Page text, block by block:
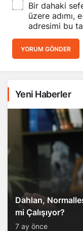
Bir dahaki
üzere adımı,
adresimi bu
YORUM GÖNDER
Yeni Haberler
Dahlan,
mi Çalışıyor?
7 ay önce